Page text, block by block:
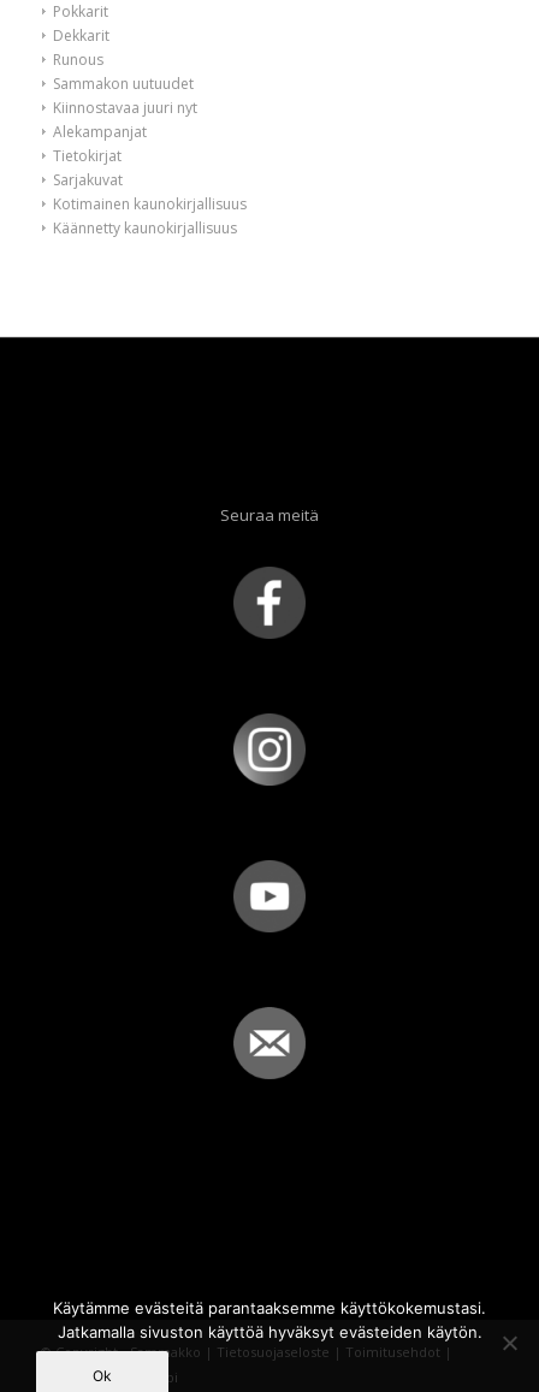
Pokkarit
Dekkarit
Runous
Sammakon uutuudet
Kiinnostavaa juuri nyt
Alekampanjat
Tietokirjat
Sarjakuvat
Kotimainen kaunokirjallisuus
Käännetty kaunokirjallisuus
Seuraa meitä
© Copyright - Sammakko | Tietosuojaseloste | Toimitusehdot |
Powered by
iQWebbi
Käytämme evästeitä parantaaksemme käyttökokemustasi.
Jatkamalla sivuston käyttöä hyväksyt evästeiden käytön.
Ok